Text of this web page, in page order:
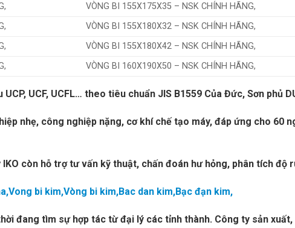
VÒNG BI 155X175X35 – NSK CHÍNH HÃNG,
VÒNG BI 155X180X32 – NSK CHÍNH HÃNG,
VÒNG BI 155X180X42 – NSK CHÍNH HÃNG,
VÒNG BI 160X190X50 – NSK CHÍNH HÃNG,
UCF, UCFL… theo tiêu chuẩn JIS B1559 Của Đức, Sơn phủ
nhẹ, công nghiệp nặng, cơ khí chế tạo máy, đáp ứng cho 60
IKO còn hỗ trợ tư vấn kỹ thuật, chấn đoán hư hỏng, phân tích độ
bi kim,Vòng bi kim,Bac dan kim,Bạc đạn kim,
đang tìm sự hợp tác từ đại lý các tỉnh thành. Công ty sản